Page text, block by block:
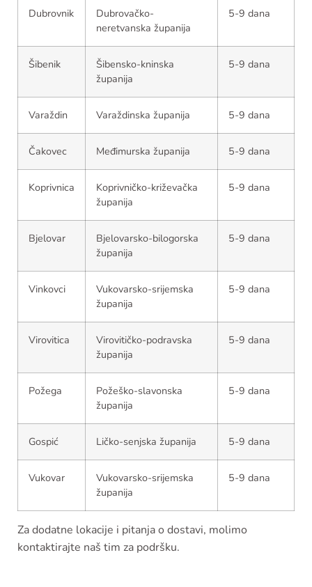
Dubrovnik
Dubrovačko-
neretvanska županija
5-9 dana
Šibenik
Šibensko-kninska
županija
5-9 dana
Varaždin Varaždinska županija 5-9 dana
Čakovec Međimurska županija 5-9 dana
Koprivnica
Koprivničko-križevačka
županija
5-9 dana
Bjelovar
Bjelovarsko-bilogorska
županija
5-9 dana
Vinkovci
Vukovarsko-srijemska
županija
5-9 dana
Virovitica
Virovitičko-podravska
županija
5-9 dana
Požega
Požeško-slavonska
županija
5-9 dana
Gospić Ličko-senjska županija 5-9 dana
Vukovar
Vukovarsko-srijemska
županija
5-9 dana
Za dodatne lokacije i pitanja o dostavi, molimo
kontaktirajte naš tim za podršku.